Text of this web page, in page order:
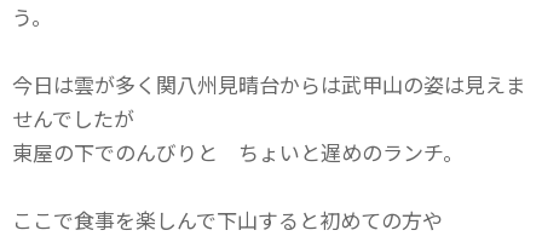
う。
今日は雲が多く関八州見晴台からは武甲山の姿は見えま
せんでしたが
東屋の下でのんびりと ちょいと遅めのランチ。
ここで食事を楽しんで下山すると初めての方や